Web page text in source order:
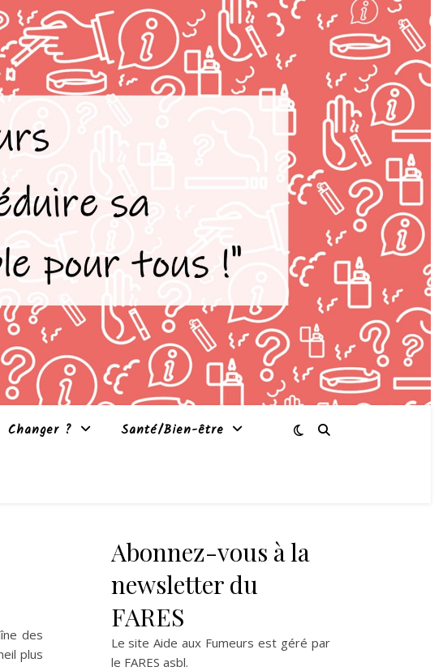
Changer ? Santé/Bien-être
des
plus
Abonnez-vous à la
newsletter du
FARES
Le site Aide aux Fumeurs est géré par
le FARES asbl.